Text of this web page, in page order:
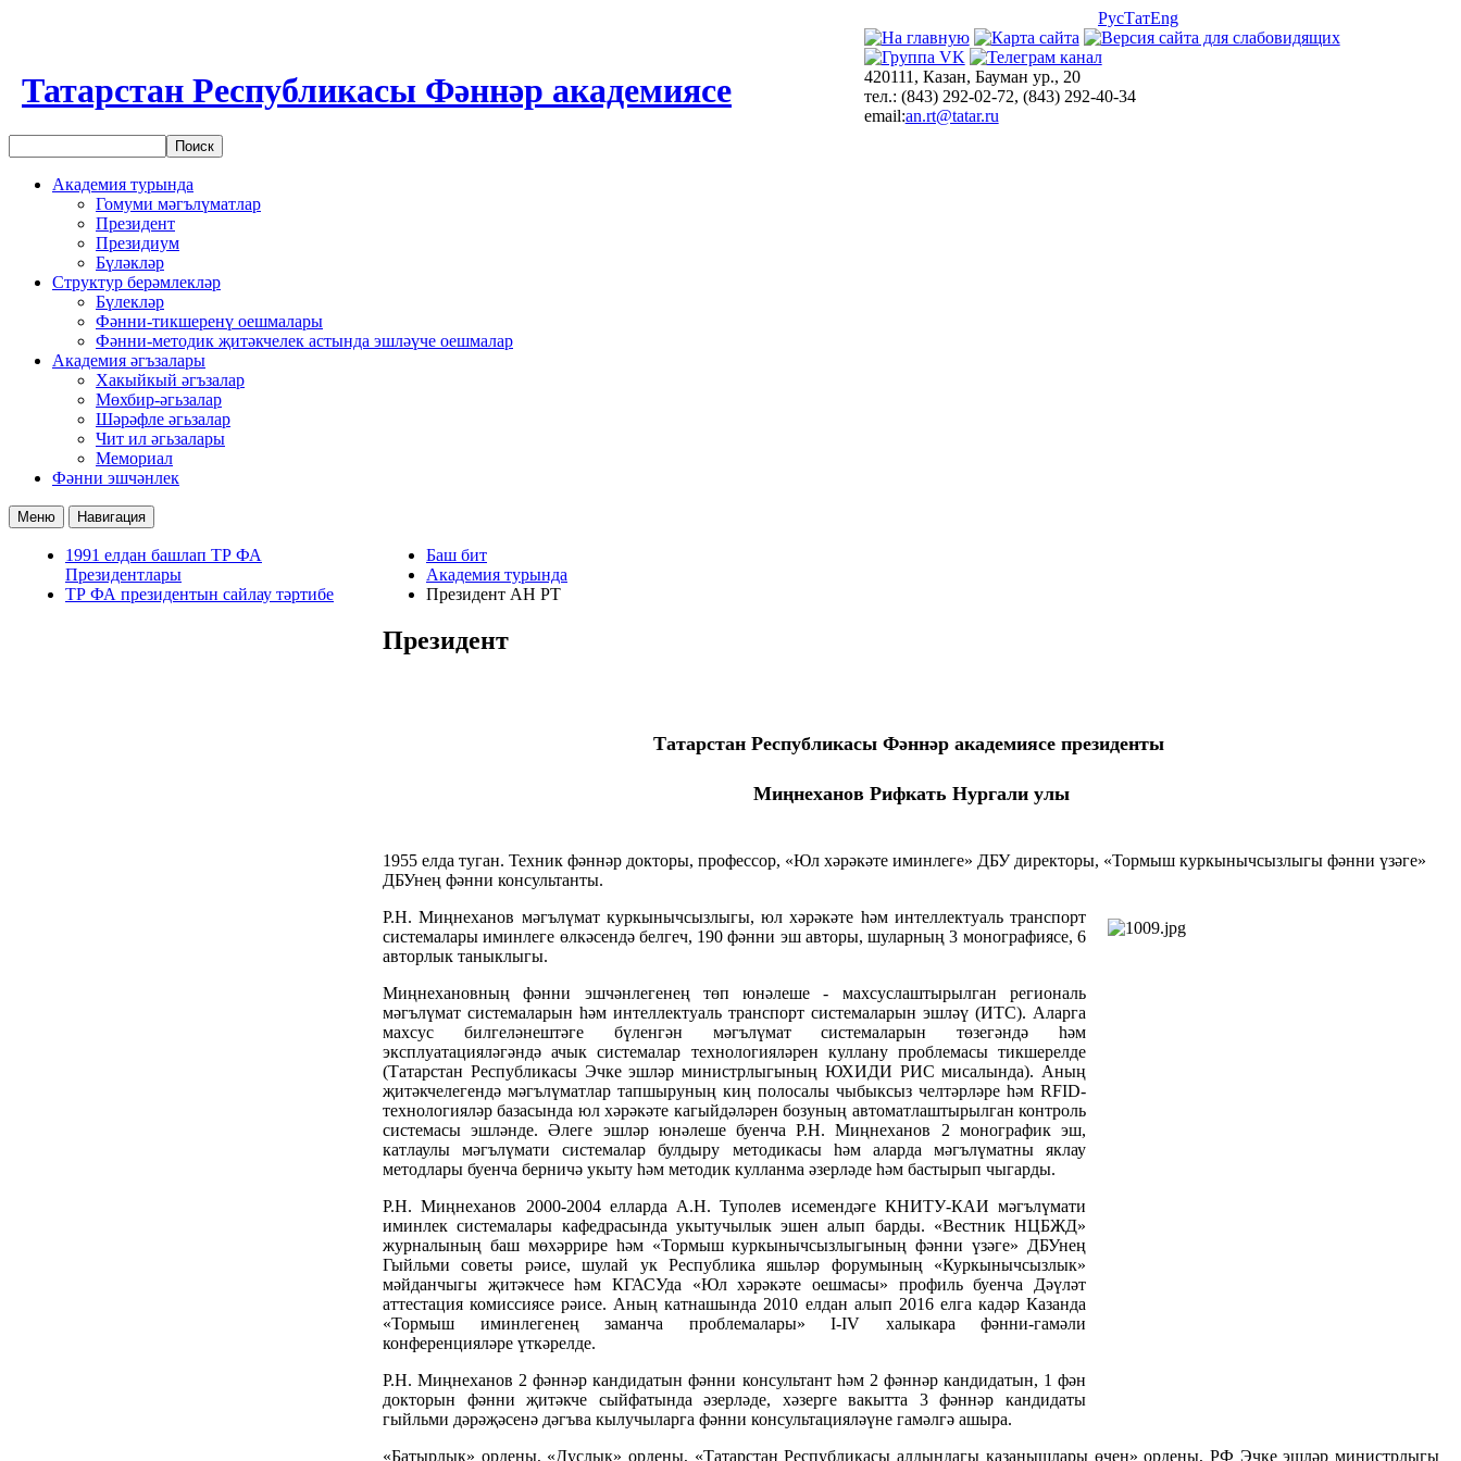
РусТатEng
Татарстан Республикасы Фәннәр академиясе
420111, Казан, Бауман ур., 20
тел.: (843) 292-02-72, (843) 292-40-34
email:an.rt@tatar.ru
Академия турында
Гомуми мәгълүматлар
Президент
Президиум
Бүләкләр
Структур берәмлекләр
Бүлекләр
Фәнни-тикшеренү оешмалары
Фәнни-методик җитәкчелек астында эшләүче оешмалар
Академия әгъзалары
Хакыйкый әгъзалар
Мөхбир-әгьзалар
Шәрәфле әгьзалар
Чит ил әгьзалары
Мемориал
Фәнни эшчәнлек
Меню Навигация
1991 елдан башлап ТР ФА
Президентлары
ТР ФА президентын сайлау тәртибе
Баш бит
Академия турында
Президент АН РТ
Президент
Татарстан Республикасы Фәннәр академиясе президенты
Миңнеханов Рифкать Нургали улы
1955 елда туган. Техник фәннәр докторы, профессор, «Юл хәрәкәте иминлеге» ДБУ директоры, «Тормыш куркынычсызлыгы фәнни үзәге»
ДБУнең фәнни консультанты.
Р.Н. Миңнеханов мәгълүмат куркынычсызлыгы, юл хәрәкәте һәм интеллектуаль транспорт
системалары иминлеге өлкәсендә белгеч, 190 фәнни эш авторы, шуларның 3 монографиясе, 6
авторлык таныклыгы.
Миңнехановның фәнни эшчәнлегенең төп юнәлеше - махсуслаштырылган региональ
мәгълүмат системаларын һәм интеллектуаль транспорт системаларын эшләү (ИТС). Аларга
махсус билгеләнештәге бүленгән мәгълүмат системаларын төзегәндә һәм
эксплуатацияләгәндә ачык системалар технологияләрен куллану проблемасы тикшерелде
(Татарстан Республикасы Эчке эшләр министрлыгының ЮХИДИ РИС мисалында). Аның
җитәкчелегендә мәгълүматлар тапшыруның киң полосалы чыбыксыз челтәрләре һәм RFID-
технологияләр базасында юл хәрәкәте кагыйдәләрен бозуның автоматлаштырылган контроль
системасы эшләнде. Әлеге эшләр юнәлеше буенча Р.Н. Миңнеханов 2 монографик эш,
катлаулы мәгълүмати системалар булдыру методикасы һәм аларда мәгълүматны яклау
методлары буенча берничә укыту һәм методик кулланма әзерләде һәм бастырып чыгарды.
Р.Н. Миңнеханов 2000-2004 елларда А.Н. Туполев исемендәге КНИТУ-КАИ мәгълүмати
иминлек системалары кафедрасында укытучылык эшен алып барды. «Вестник НЦБЖД»
журналының баш мөхәррире һәм «Тормыш куркынычсызлыгының фәнни үзәге» ДБУнең
Гыйльми советы рәисе, шулай ук Республика яшьләр форумының «Куркынычсызлык»
мәйданчыгы җитәкчесе һәм КГАСУда «Юл хәрәкәте оешмасы» профиль буенча Дәүләт
аттестация комиссиясе рәисе. Аның катнашында 2010 елдан алып 2016 елга кадәр Казанда
«Тормыш иминлегенең заманча проблемалары» I-IV халыкара фәнни-гамәли
конференцияләре үткәрелде.
Р.Н. Миңнеханов 2 фәннәр кандидатын фәнни консультант һәм 2 фәннәр кандидатын, 1 фән
докторын фәнни җитәкче сыйфатында әзерләде, хәзерге вакытта 3 фәннәр кандидаты
гыйльми дәрәҗәсенә дәгъва кылучыларга фәнни консультацияләүне гамәлгә ашыра.
«Батырлык» ордены, «Дуслык» ордены, «Татарстан Республикасы алдындагы казанышлары өчен» ордены, РФ Эчке эшләр министрлыгы